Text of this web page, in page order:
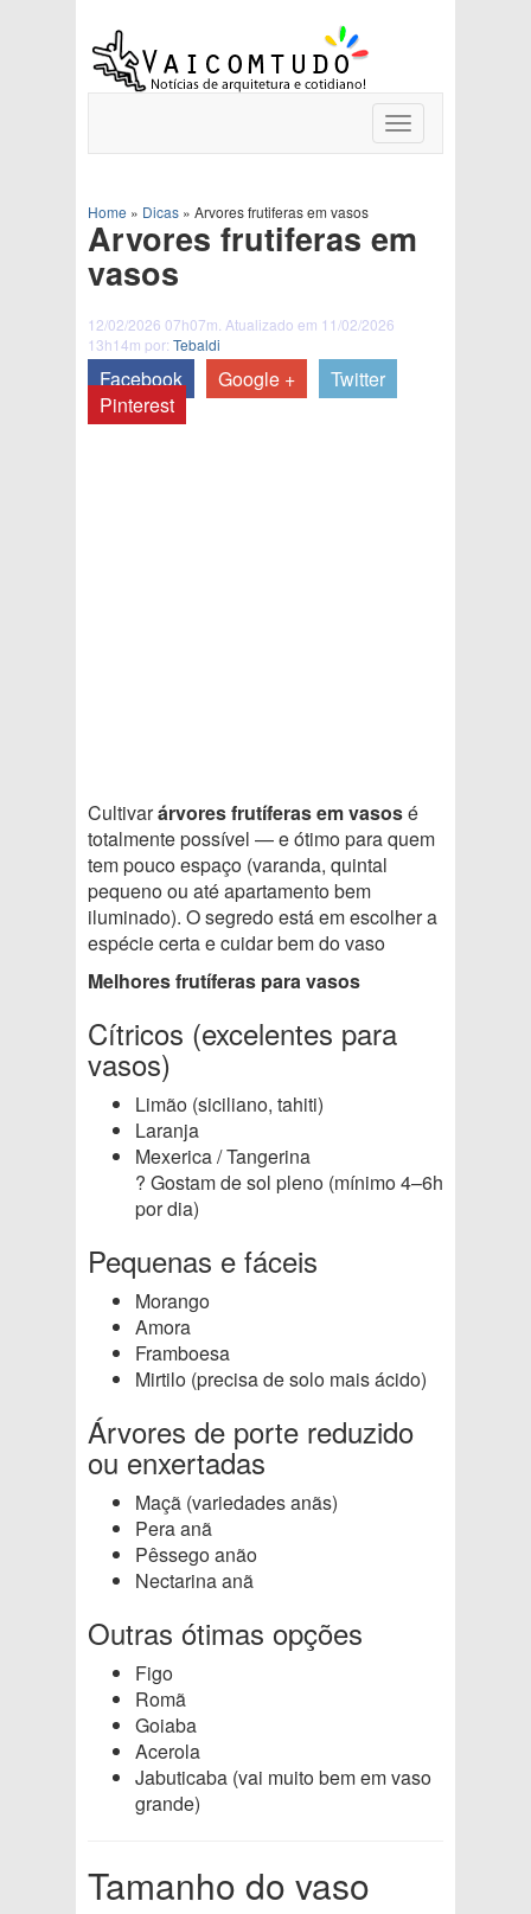
Toggle
navigation
Home » Dicas » Arvores frutiferas em vasos
Arvores frutiferas em
vasos
12/02/2026 07h07m. Atualizado em 11/02/2026
13h14m por: Tebaldi
Facebook Google +
Twitter
Pinterest
Cultivarárvores frutíferas em vasosé
totalmente possível — e ótimo para quem
tem pouco espaço (varanda, quintal
pequeno ou até apartamento bem
iluminado). O segredo está em escolher a
espécie certa e cuidar bem do vaso
Melhores frutíferas para vasos
Cítricos (excelentes para
vasos)
Limão (siciliano, tahiti)
Laranja
Mexerica / Tangerina
? Gostam de sol pleno (mínimo 4–6h
por dia)
Pequenas e fáceis
Morango
Amora
Framboesa
Mirtilo (precisa de solo mais ácido)
Árvores de porte reduzido
ou enxertadas
Maçã (variedades anãs)
Pera anã
Pêssego anão
Nectarina anã
Outras ótimas opções
Figo
Romã
Goiaba
Acerola
Jabuticaba (vai muito bem em vaso
grande)
Tamanho do vaso